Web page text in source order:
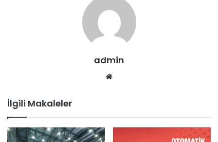
admin
Web
İlgili Makaleler